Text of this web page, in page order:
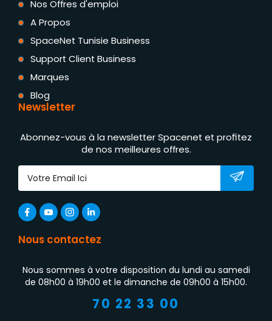
Nos Offres d'emploi
A Propos
SpaceNet Tunisie Business
Support Client Business
Marques
Blog
Newsletter
Abonnez-vous à la newsletter Spacenet et profitez
de nos meilleures offres.
Nous contactez
Nous sommes à votre disposition du lundi au samedi
de 08h00 à 19h00 et le dimanche de 09h00 à 15h00.
70 22 33 00